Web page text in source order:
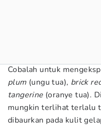
Cobalah untuk
plum (ungu tua), brick
tangerine (oranye tua).
mungkin terlihat terlalu
dibaurkan pada kulit